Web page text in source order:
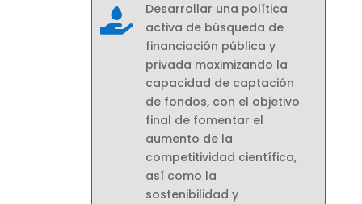

Desarrollar una política
activa de búsqueda de
financiación pública y
privada maximizando la
capacidad de captación
de fondos, con el objetivo
final de fomentar el
aumento de la
competitividad científica,
así como la
sostenibilidad y